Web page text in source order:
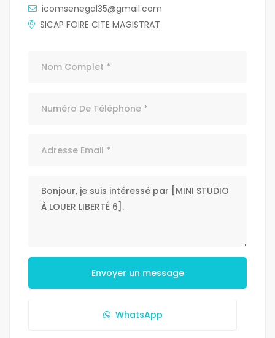
icomsenegal35@gmail.com
SICAP FOIRE CITE MAGISTRAT
Envoyer un message
WhatsApp